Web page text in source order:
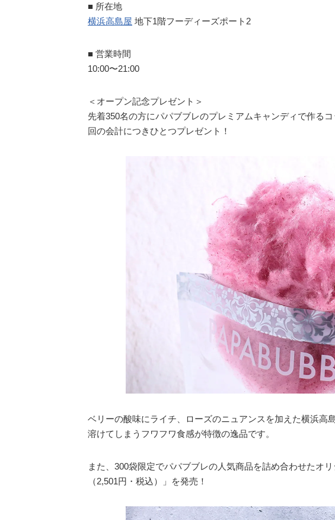
■ 所在地
横浜高島屋 地下1階フーディーズポート2
■ 営業時間
10:00〜21:00
＜オープン記念プレゼント＞
先着350名の方にパパブブレのプレミアムキャンディで作る
回の会計につきひとつプレゼント！
ベリーの酸味にライチ、ローズのニュアンスを加えた横浜高
溶けてしまうフワフワ食感が特徴の逸品です。
また、300袋限定でパパブブレの人気商品を詰め合わせたオ
（2,501円・税込）」を発売！